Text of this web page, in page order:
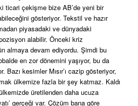
ticari çekişme bize AB’de yeni bir
gösteriyor. Tekstil ve hazır
piyasadaki ve dünyadaki
alabilir. Önceki kriz
almaya devam ediyordu. Şimdi bu
en zor dönemini yaşıyor, bu da
kesimler Mısır’ı cazip gösteriyor,
ülkemize fazla bir şey katmaz. Kaldı
üretilenden daha ucuza
gerçeği var. Çözüm bana göre